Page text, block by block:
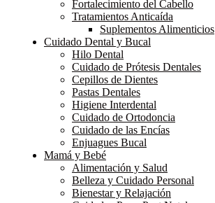
Fortalecimiento del Cabello
Tratamientos Anticaída
Suplementos Alimenticios
Cuidado Dental y Bucal
Hilo Dental
Cuidado de Prótesis Dentales
Cepillos de Dientes
Pastas Dentales
Higiene Interdental
Cuidado de Ortodoncia
Cuidado de las Encías
Enjuagues Bucal
Mamá y Bebé
Alimentación y Salud
Belleza y Cuidado Personal
Bienestar y Relajación